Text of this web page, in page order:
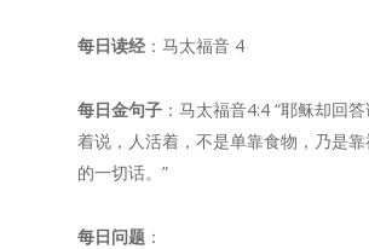
每日读经：马太福音 4
每日金句子 ：马太福音4:4 “耶稣却回
着说，人活着，不是单靠食物，乃是靠
的一切话。”
每日问题 ：